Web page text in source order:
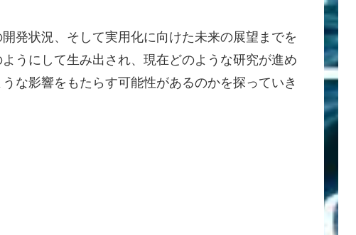
発状況、そして実用化に向けた未来の展望までを
うにして生み出され、現在どのような研究が進め
な影響をもたらす可能性があるのかを探っていき